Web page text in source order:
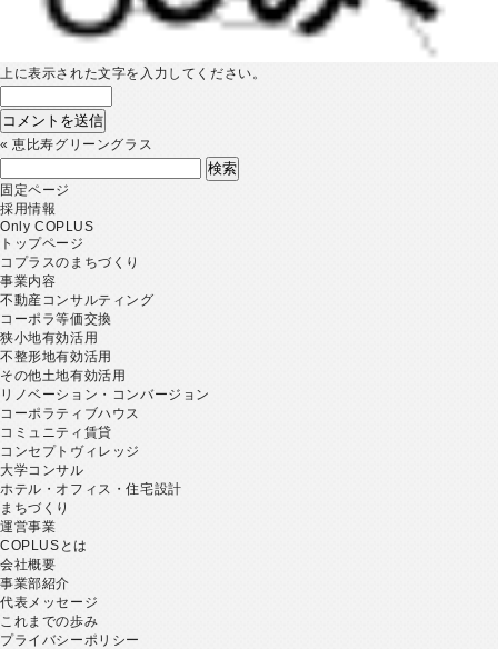
上に表示された文字を入力してください。
«恵比寿グリーングラス
索:
固定ページ
採用情報
Only COPLUS
トップページ
コプラスのまちづくり
事業内容
不動産コンサルティング
コーポラ等価交換
狭小地有効活用
不整形地有効活用
その他土地有効活用
リノベーション・コンバージョン
コーポラティブハウス
コミュニティ賃貸
コンセプトヴィレッジ
大学コンサル
ホテル・オフィス・住宅設計
まちづくり
運営事業
COPLUSとは
会社概要
事業部紹介
代表メッセージ
これまでの歩み
プライバシーポリシー